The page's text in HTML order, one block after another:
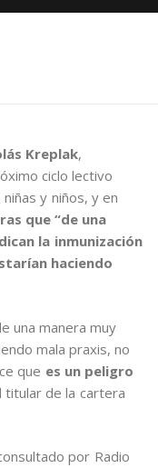
Kreplak,
ciclo lectivo
y niños, y en
que “de una
la inmunización
haciendo
una manera muy
mala praxis, no
que es un peligro
titular de la cartera
por Radio